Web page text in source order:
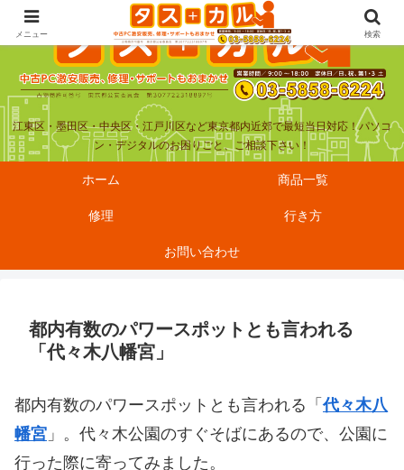
江東区・墨田区・中央区・江戸川区など東京都内近郊で最短当日対応！パソコ
ン・デジタルのお困りごと、ご相談下さい！
ホーム 商品一覧
修理 行き方
お問い合わせ
都内有数のパワースポットとも言われる
「代々木八幡宮」
都内有数のパワースポットとも言われる「代々木八
幡宮 」。代々木公園のすぐそばにあるので、公園に
行った際に寄ってみました。
メニュー 検索